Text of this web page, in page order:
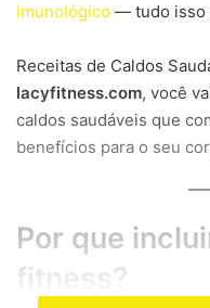
imunológico — tudo isso
Receitas de Caldos
lacyfitness.com, você
caldos saudáveis que
benefícios para o seu
Por que
fitness?